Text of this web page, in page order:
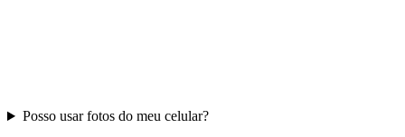
Posso usar fotos do meu celular?